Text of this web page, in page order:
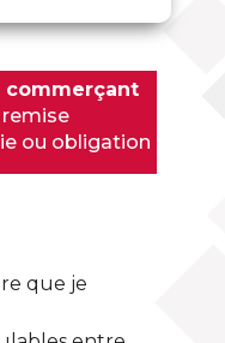
commerçant
ou obligation
que je